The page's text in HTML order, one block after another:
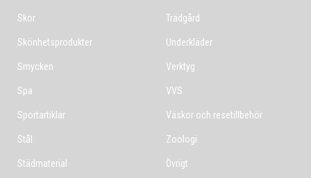
Skor
Skönhetsprodukter
Smycken
Spa
Sportartiklar
Stål
Städmaterial
Trädgård
Underkläder
Verktyg
VVS
Väskor och resetillbehör
Zoologi
Övrigt